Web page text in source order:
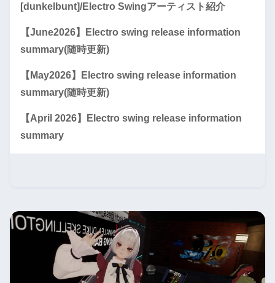
[dunkelbunt]/Electro Swingアーティスト紹介
【June2026】Electro swing release information
summary(随時更新)
【May2026】Electro swing release information
summary(随時更新)
【April 2026】Electro swing release information
summary